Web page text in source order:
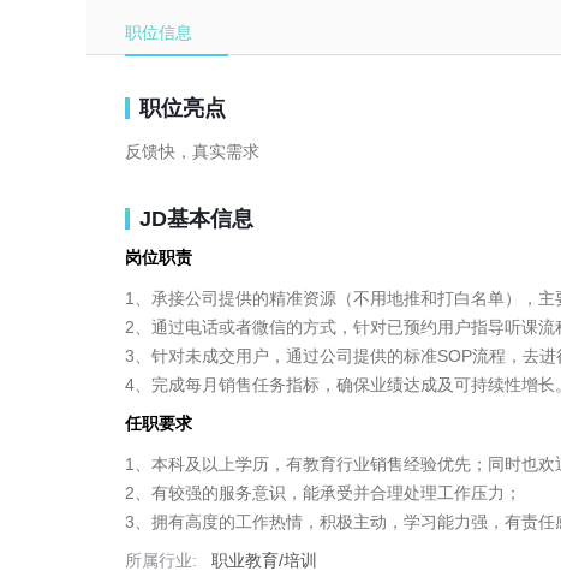
职位信息
职位亮点
反馈快，真实需求
JD基本信息
岗位职责
1、承接公司提供的精准资源（不用地推和打白名单），
2、通过电话或者微信的方式，针对已预约用户指导听课
3、针对未成交用户，通过公司提供的标准SOP流程，去进
4、完成每月销售任务指标，确保业绩达成及可持续性增长。
任职要求
1、本科及以上学历，有教育行业销售经验优先；同时也欢
2、有较强的服务意识，能承受并合理处理工作压力；
3、拥有高度的工作热情，积极主动，学习能力强，有责任
所属行业:
职业教育/培训